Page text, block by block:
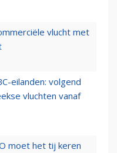
vlucht met
eilanden: volgend
vluchten vanaf
moet het tij keren